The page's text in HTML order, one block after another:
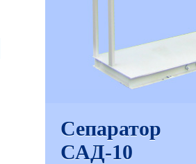
Сепаратор
САД-10